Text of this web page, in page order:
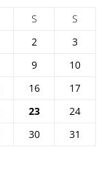
S
S
2
3
9
10
16
17
23
24
30
31